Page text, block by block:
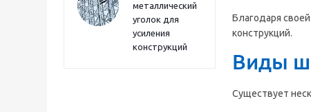
металлический
уголок для
усиления
конструкций
Благодаря
конструкций.
Виды
Существует